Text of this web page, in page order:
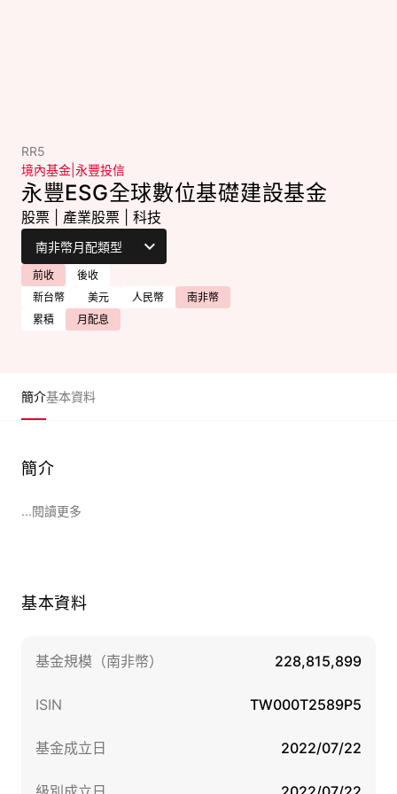
RR5
境內基金 永豐投信
永豐ESG全球數位基礎建設基金
股票 產業股票 科技
前收
後收
新台幣
美元 人民幣
南非幣
累積
月配息
簡介基本資料
簡介
...閱讀更多
基本資料
基金規模（南非幣） 228,815,899
ISIN TW000T2589P5
基金成立日 2022/07/22